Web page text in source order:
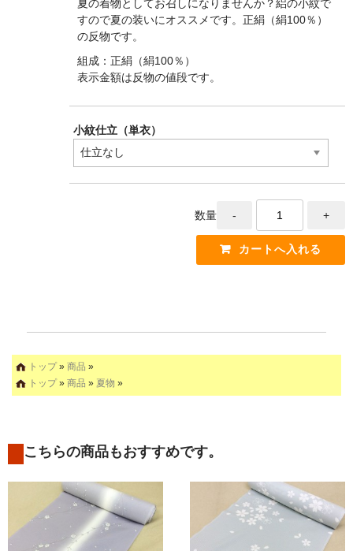
夏の着物としてお召しになりませんか？絽の小紋で
すので夏の装いにオススメです。正絹（絹100％）
の反物です。
組成：正絹（絹100％）
表示金額は反物の値段です。
小紋仕立（単衣）
数量
トップ» 商品 »
トップ» 商品 » 夏物 »
こちらの商品もおすすめです。